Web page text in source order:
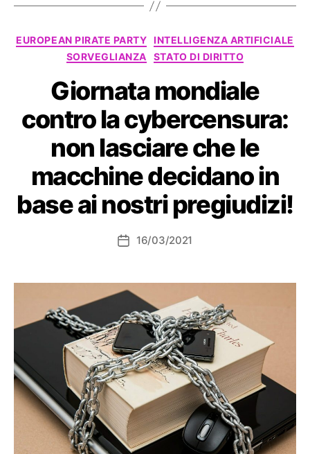
Categorie
EUROPEAN PIRATE PARTY
INTELLIGENZA ARTIFICIALE
SORVEGLIANZA
STATO DI DIRITTO
Giornata mondiale
contro la cybercensura:
non lasciare che le
macchine decidano in
base ai nostri pregiudizi!
Data16/03/2021